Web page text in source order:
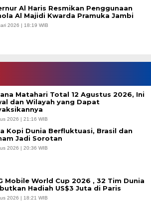
Al Haris Resmikan Penggunaan
Al Majidi Kwarda Pramuka Jambi
2026 | 18:19 WIB
Matahari Total 12 Agustus 2026, Ini
dan Wilayah yang Dapat
2026 | 21:16 WIB
Kopi Dunia Berfluktuasi, Brasil dan
Jadi Sorotan
2026 | 20:36 WIB
Mobile World Cup 2026 , 32 Tim Dunia
Hadiah US$3 Juta di Paris
2026 | 18:21 WIB